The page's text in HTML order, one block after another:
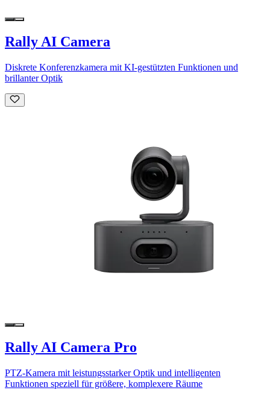
Rally AI Camera
Diskrete Konferenzkamera mit KI-gestützten Funktionen und
brillanter Optik
Rally AI Camera Pro
PTZ-Kamera mit leistungsstarker Optik und intelligenten
Funktionen speziell für größere, komplexere Räume